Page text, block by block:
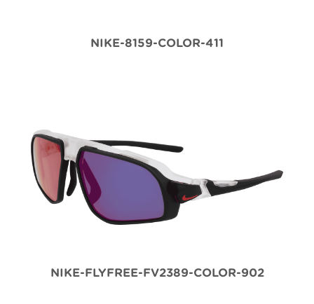
NIKE-8159-COLOR-411
NIKE-FLYFREE-FV2389-COLOR-902